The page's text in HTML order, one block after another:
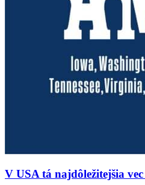
V USA tá najdôležitejšia